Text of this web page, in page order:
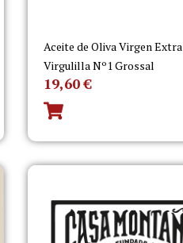
Aceite de Oliva Virgen Extra
Virgulilla Nº1 Grossal
19,60€